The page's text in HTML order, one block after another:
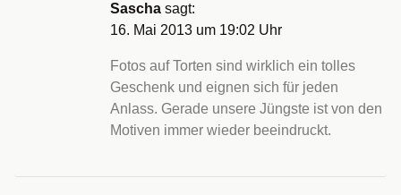
Sascha sagt:
16. Mai 2013 um 19:02 Uhr
Fotos auf Torten sind wirklich ein tolles
Geschenk und eignen sich für jeden
Anlass. Gerade unsere Jüngste ist von den
Motiven immer wieder beeindruckt.